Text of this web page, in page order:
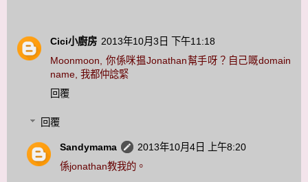
Cici小廚房 2013年10月3日 下午11:18
Moonmoon, 你係咪揾Jonathan幫手呀？自己嘅domain
name, 我都仲諗緊
回覆
回覆
Sandymama
2013年10月4日 上午8:20
係jonathan教我的。